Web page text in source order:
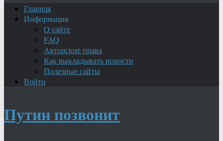
Главная
Информация
О сайте
FAQ
Авторские права
Как выкладывать новости
Полезные сайты
Войти
Путин позвонит